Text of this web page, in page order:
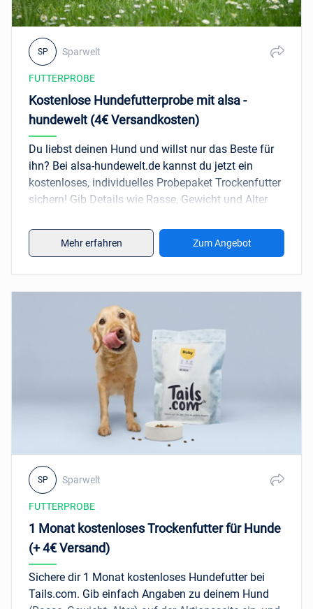
FUTTERPROBE
Kostenlose Hundefutterprobe mit alsa -
hundewelt (4€ Versandkosten)
Du liebst deinen Hund und willst nur das Beste für
ihn? Bei alsa-hundewelt.de kannst du jetzt ein
kostenloses, individuelles Probepaket Trockenfutter
sichern! Gib Details wie Rasse, Gewicht und Alter
zugeschnittenes Futterpaket. Das Futter ist speziell
für die Bedürfnisse deines Vierbeiners entwickelt
deinem Hund eine besondere Leckerei, die genau zu
Einmalig nur 4€ Versandkosten
Individuelle Futterproben für Ihren Vierbeiner
Zusammengestellt durch alsa
Ernährungsberatung
Mehr erfahren Zum Angebot
SP Sparwelt
FUTTERPROBE
1 Monat kostenloses Trockenfutter für Hunde
(+ 4€ Versand)
Sichere dir 1 Monat kostenloses Hundefutter bei
Tails.com. Gib einfach Angaben zu deinem Hund
SP Sparwelt